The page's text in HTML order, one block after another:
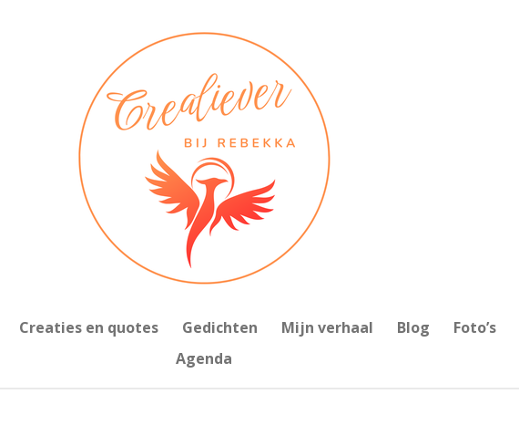
Creaties en quotes Gedichten Mijn verhaal Blog Foto’s
Agenda